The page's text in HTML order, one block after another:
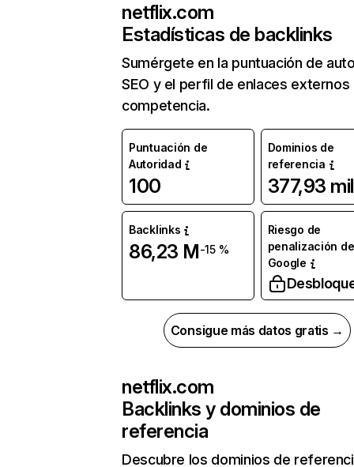
netflix.com
Estadísticas de backlinks
Sumérgete en la puntuación de
SEO y el perfil de enlaces externos
competencia.
Puntuación de
Autoridad
100
Dominios de
referencia
377,93 mil
Backlinks
86,23 M-15 %
Riesgo de
penalización de
Google
Consigue más datos gratis →
netflix.com
Backlinks y dominios de
referencia
Descubre los dominios de